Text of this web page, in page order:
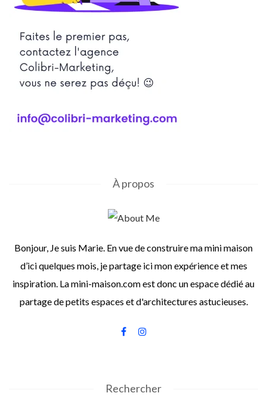
À propos
Bonjour, Je suis Marie. En vue de construire ma mini maison
d’ici quelques mois, je partage ici mon expérience et mes
inspiration. La mini-maison.com est donc un espace dédié au
partage de petits espaces et d'architectures astucieuses.
Rechercher